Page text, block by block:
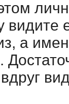
видите
а